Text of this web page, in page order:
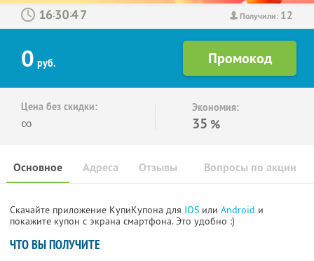
Получили: 12
: :
0 руб.
Цена без скидки:
∞
Экономия:
35 %
Основное Отзывы Вопросы по акции
Адреса
Скачайте приложение КупиКупона для IOS или Android и
покажите купон с экрана смартфона. Это удобно :)
ЧТО ВЫ ПОЛУЧИТЕ